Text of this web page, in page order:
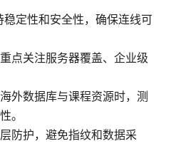
定性和安全性，确保连线可
点关注服务器覆盖、企业级
外数据库与课程资源时，测
。
防护，避免指纹和数据采